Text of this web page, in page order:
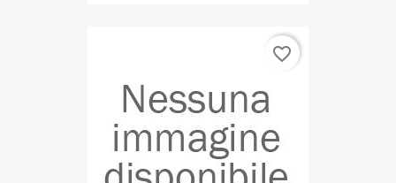
favorite_border